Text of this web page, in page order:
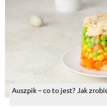
Auszpik – co to jest? Jak